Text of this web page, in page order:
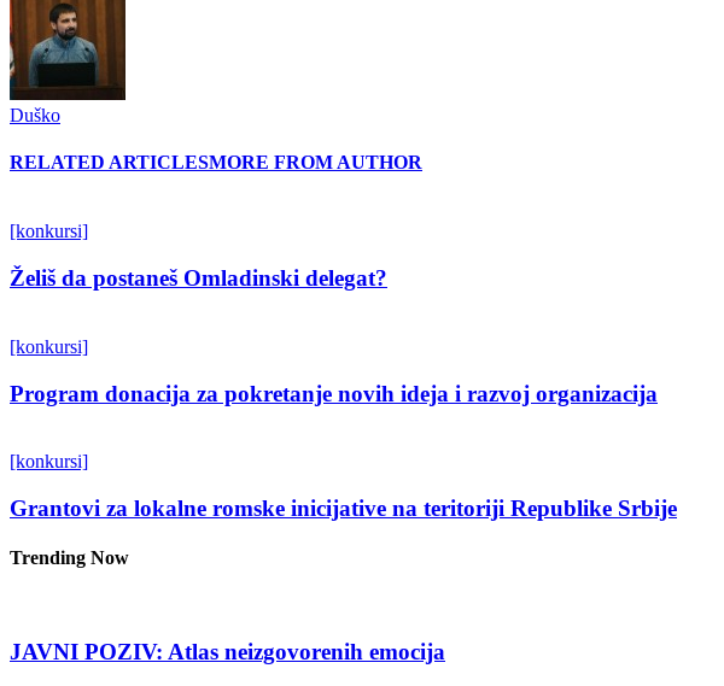
Duško
RELATED ARTICLESMORE FROM AUTHOR
[konkursi]
Želiš da postaneš Omladinski delegat?
[konkursi]
Program donacija za pokretanje novih ideja i razvoj organizacija
[konkursi]
Grantovi za lokalne romske inicijative na teritoriji Republike Srbije
Trending Now
JAVNI POZIV: Atlas neizgovorenih emocija